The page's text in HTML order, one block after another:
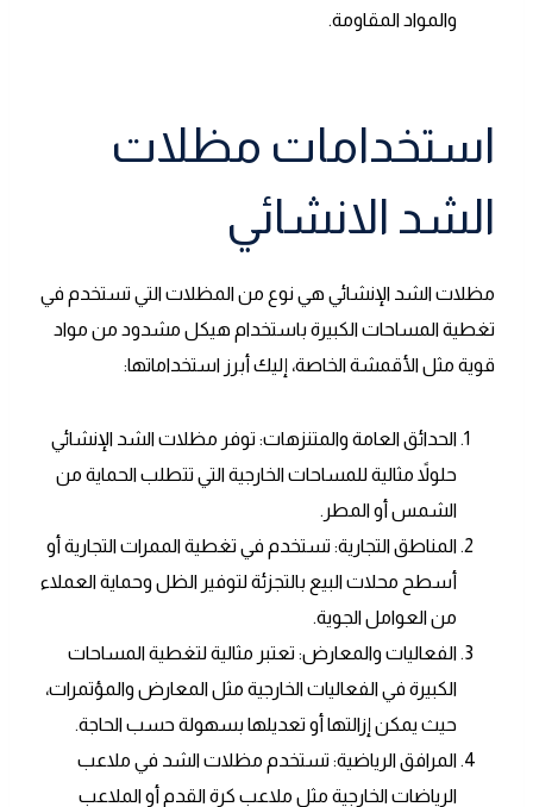
والمواد المقاومة.
استخدامات مظلات
الشد الانشائي
مظلات الشد الإنشائي هي نوع من المظلات التي تستخدم في
تغطية المساحات الكبيرة باستخدام هيكل مشدود من مواد
قوية مثل الأقمشة الخاصة، إليك أبرز استخداماتها:
الحدائق العامة والمتنزهات: توفر مظلات الشد الإنشائي
حلولاً مثالية للمساحات الخارجية التي تتطلب الحماية من
الشمس أو المطر.
المناطق التجارية: تستخدم في تغطية الممرات التجارية أو
أسطح محلات البيع بالتجزئة لتوفير الظل وحماية العملاء
من العوامل الجوية.
الفعاليات والمعارض: تعتبر مثالية لتغطية المساحات
الكبيرة في الفعاليات الخارجية مثل المعارض والمؤتمرات،
حيث يمكن إزالتها أو تعديلها بسهولة حسب الحاجة.
المرافق الرياضية: تستخدم مظلات الشد في ملاعب
الرياضات الخارجية مثل ملاعب كرة القدم أو الملاعب